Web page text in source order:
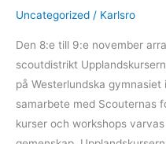
Uncategorized / Karlsro
Den 8:e till 9:e november
scoutdistrikt
på Westerlundska
samarbete med Scouternas
kurser och workshops